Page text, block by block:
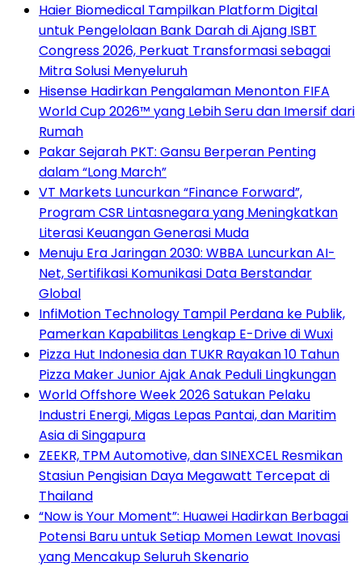
Haier Biomedical Tampilkan Platform Digital
untuk Pengelolaan Bank Darah di Ajang ISBT
Congress 2026, Perkuat Transformasi sebagai
Mitra Solusi Menyeluruh
Hisense Hadirkan Pengalaman Menonton FIFA
World Cup 2026™ yang Lebih Seru dan Imersif dari
Rumah
Pakar Sejarah PKT: Gansu Berperan Penting
dalam “Long March”
VT Markets Luncurkan “Finance Forward”,
Program CSR Lintasnegara yang Meningkatkan
Literasi Keuangan Generasi Muda
Menuju Era Jaringan 2030: WBBA Luncurkan AI-
Net, Sertifikasi Komunikasi Data Berstandar
Global
InfiMotion Technology Tampil Perdana ke Publik,
Pamerkan Kapabilitas Lengkap E-Drive di Wuxi
Pizza Hut Indonesia dan TUKR Rayakan 10 Tahun
Pizza Maker Junior Ajak Anak Peduli Lingkungan
World Offshore Week 2026 Satukan Pelaku
Industri Energi, Migas Lepas Pantai, dan Maritim
Asia di Singapura
ZEEKR, TPM Automotive, dan SINEXCEL Resmikan
Stasiun Pengisian Daya Megawatt Tercepat di
Thailand
“Now is Your Moment”: Huawei Hadirkan Berbagai
Potensi Baru untuk Setiap Momen Lewat Inovasi
yang Mencakup Seluruh Skenario